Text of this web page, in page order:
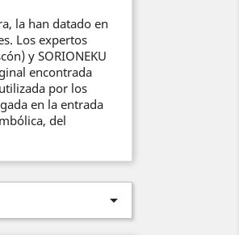
la han datado en
Los expertos
y SORIONEKU
encontrada
por los
en la entrada
del
